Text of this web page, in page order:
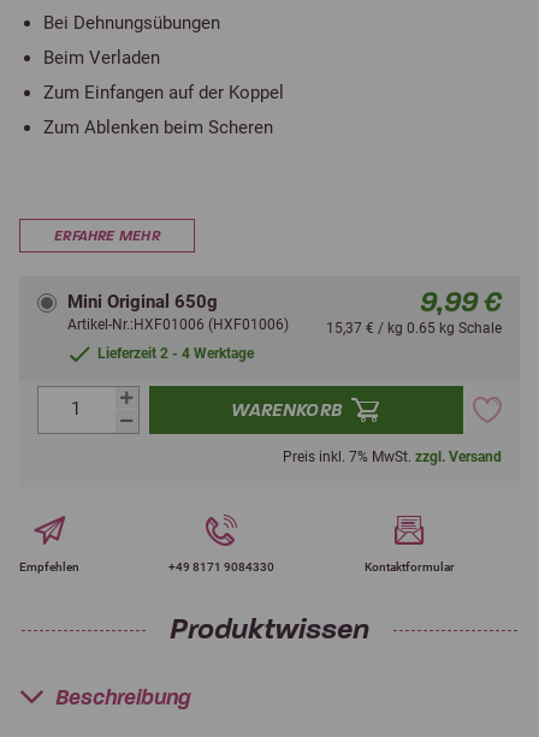
Bei Dehnungsübungen
Beim Verladen
Zum Einfangen auf der Koppel
Zum Ablenken beim Scheren
ERFAHRE MEHR
Mini Original 650g
Artikel-Nr.:HXF01006 (HXF01006)
Lieferzeit 2 - 4 Werktage
9,99 €
15,37 € / kg 0.65 kg Schale
WARENKORB
Preis inkl. 7% MwSt. zzgl. Versand
Empfehlen +49 8171 9084330 Kontaktformular
Produktwissen
Beschreibung